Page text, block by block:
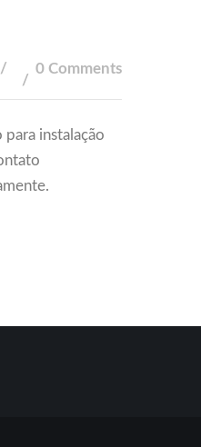
0 Comments
instalação